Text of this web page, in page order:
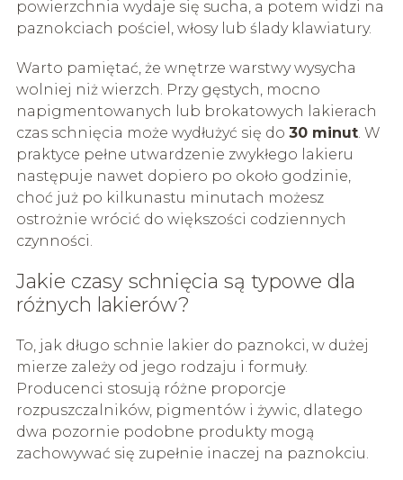
powierzchnia wydaje się sucha, a potem widzi na
paznokciach pościel, włosy lub ślady klawiatury.
Warto pamiętać, że wnętrze warstwy wysycha
wolniej niż wierzch. Przy gęstych, mocno
napigmentowanych lub brokatowych lakierach
czas schnięcia może wydłużyć się do 30 minut. W
praktyce pełne utwardzenie zwykłego lakieru
następuje nawet dopiero po około godzinie,
choć już po kilkunastu minutach możesz
ostrożnie wrócić do większości codziennych
czynności.
Jakie czasy schnięcia są typowe dla
różnych lakierów?
To, jak długo schnie lakier do paznokci, w dużej
mierze zależy od jego rodzaju i formuły.
Producenci stosują różne proporcje
rozpuszczalników, pigmentów i żywic, dlatego
dwa pozornie podobne produkty mogą
zachowywać się zupełnie inaczej na paznokciu.